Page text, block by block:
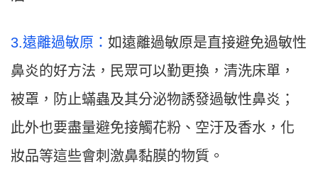
3.遠離過敏原： 如遠離過敏原是直接避免過敏性
鼻炎的好方法，民眾可以勤更換，清洗床單，
被罩，防止蟎蟲及其分泌物誘發過敏性鼻炎；
此外也要盡量避免接觸花粉、空汙及香水，化
妝品等這些會刺激鼻黏膜的物質。